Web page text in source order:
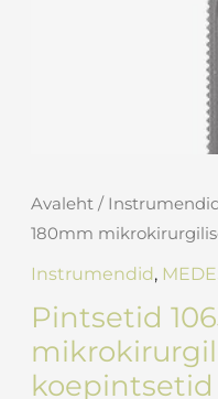
Avaleht /
180mm
Instrumendid,
Pintsetid
koepintsetid